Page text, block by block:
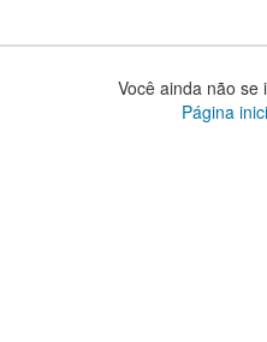
Você ainda não se
Página